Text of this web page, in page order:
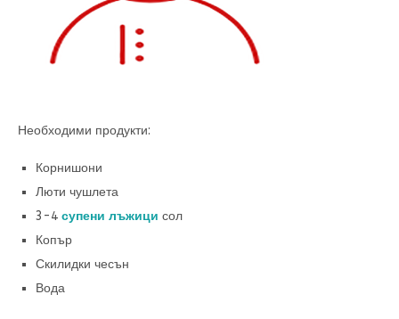
Необходими продукти:
Корнишони
Люти чушлета
3-4 супени лъжици сол
Копър
Скилидки чесън
Вода